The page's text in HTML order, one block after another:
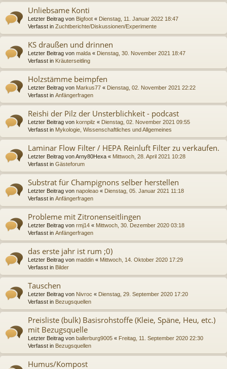
Unliebsame Konti
Letzter Beitrag von Bigfoot « Dienstag, 11. Januar 2022 18:47
Verfasst in Zuchtberichte/Diskussionen/Experimente
KS draußen und drinnen
Letzter Beitrag von malda « Dienstag, 30. November 2021 18:47
Verfasst in Kräuterseitling
Holzstämme beimpfen
Letzter Beitrag von Markus77 « Dienstag, 02. November 2021 22:22
Verfasst in Anfängerfragen
Reishi der Pilz der Unsterblichkeit - podcast
Letzter Beitrag von kornpilz « Dienstag, 02. November 2021 09:55
Verfasst in Mykologie, Wissenschaftliches und Allgemeines
Laminar Flow Filter / HEPA Reinluft Filter zu verkaufen.
Letzter Beitrag vonArny80Hexa « Mittwoch, 28. April 2021 10:28
Verfasst in Gästeforum
Substrat für Champignons selber herstellen
Letzter Beitrag von napoleao « Dienstag, 05. Januar 2021 11:18
Verfasst in Anfängerfragen
Probleme mit Zitronenseitlingen
Letzter Beitrag von rmj14 « Mittwoch, 30. Dezember 2020 03:18
Verfasst in Anfängerfragen
das erste jahr ist rum ;0)
Letzter Beitrag von maddin « Mittwoch, 14. Oktober 2020 17:29
Verfasst in Bilder
Tauschen
Letzter Beitrag von Nivroc « Dienstag, 29. September 2020 17:20
Verfasst in Bezugsquellen
Preisliste (bulk) Basisrohstoffe (Kleie, Späne, Heu, etc.)
mit Bezugsquelle
Letzter Beitrag von ballerburg9005 « Freitag, 11. September 2020 22:30
Verfasst in Bezugsquellen
Humus/Kompost